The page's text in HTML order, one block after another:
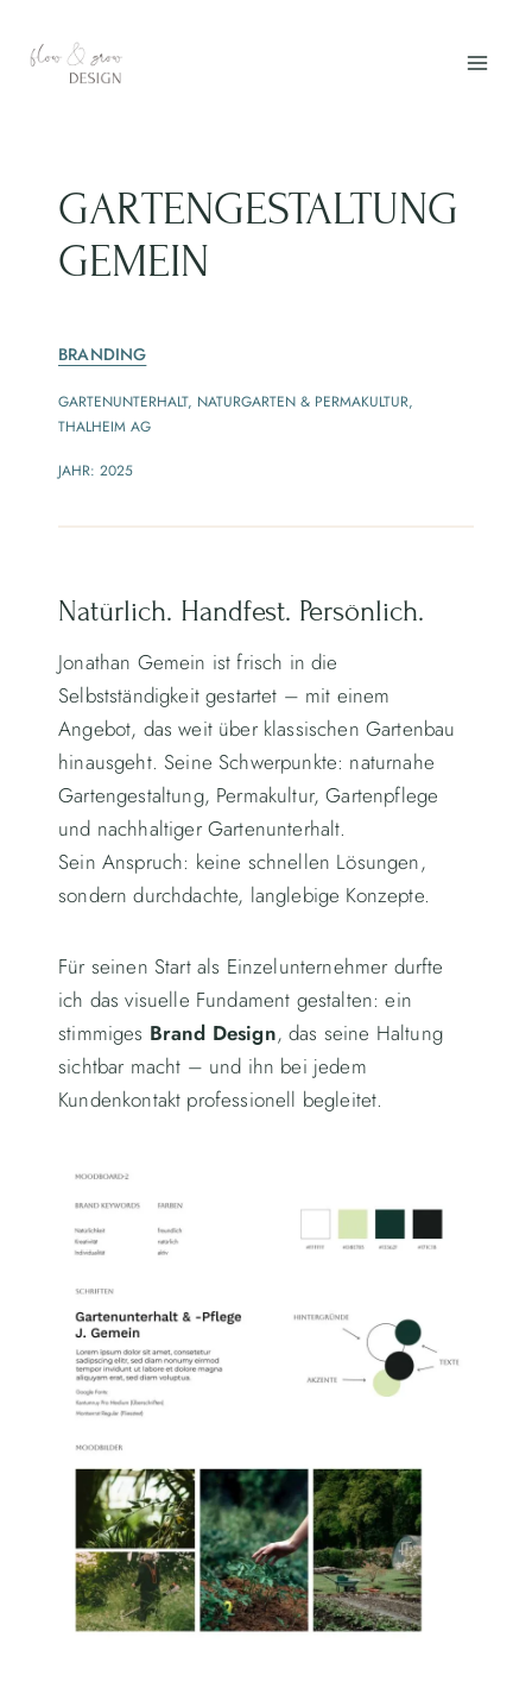
Inhalt
springen
GARTENGESTALTUNG
GEMEIN
BRANDING
GARTENUNTERHALT, NATURGARTEN & PERMAKULTUR,
THALHEIM AG
JAHR: 2025
Natürlich. Handfest. Persönlich.
Jonathan Gemein ist frisch in die
Selbstständigkeit gestartet – mit einem
Angebot, das weit über klassischen Gartenbau
hinausgeht. Seine Schwerpunkte: naturnahe
Gartengestaltung, Permakultur, Gartenpflege
und nachhaltiger Gartenunterhalt.
Sein Anspruch: keine schnellen Lösungen,
sondern durchdachte, langlebige Konzepte.
Für seinen Start als Einzelunternehmer durfte
ich das visuelle Fundament gestalten: ein
stimmiges Brand Design, das seine Haltung
sichtbar macht – und ihn bei jedem
Kundenkontakt professionell begleitet.